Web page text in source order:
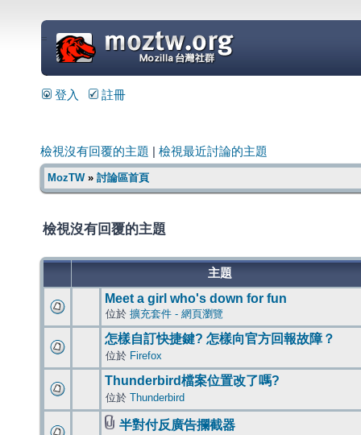
=
登入 註冊
檢視沒有回覆的主題 檢視最近討論的主題
MozTW» 討論區首頁
檢視沒有回覆的主題
主題
Meet a girl who's down for fun
位於 擴充套件 - 網頁瀏覽
怎樣自訂快捷鍵? 怎樣向官方回報故障？
位於 Firefox
Thunderbird檔案位置改了嗎?
位於 Thunderbird
半對付反廣告攔截器